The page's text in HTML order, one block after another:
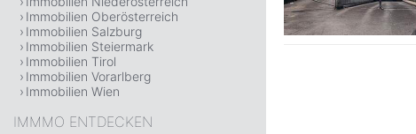
Immobilien Oberösterreich
Immobilien Salzburg
Immobilien Steiermark
Immobilien Tirol
Immobilien Vorarlberg
Immobilien Wien
IMMMO ENTDECKEN